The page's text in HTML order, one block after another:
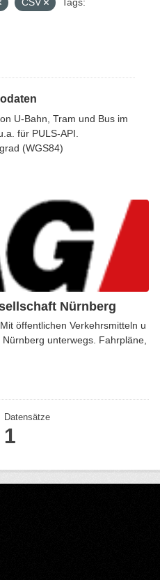
Nürnberg
öffentlichen Verkehrsmitteln u
unterwegs. Fahrpläne,
Datensätze
1
U-Bahn, Tram und Bus im
für PULS-API.
(WGS84)